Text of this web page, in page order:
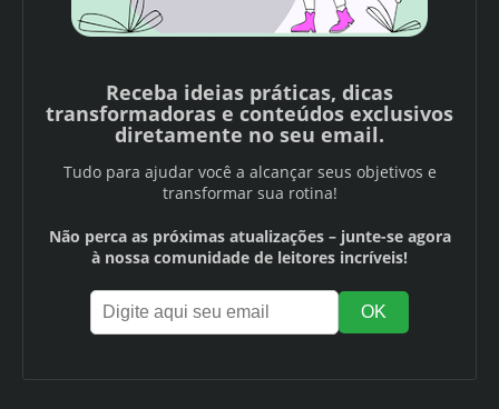
Receba ideias práticas, dicas
transformadoras e conteúdos exclusivos
diretamente no seu email.
Tudo para ajudar você a alcançar seus objetivos e
transformar sua rotina!
Não perca as próximas atualizações – junte-se agora
à nossa comunidade de leitores incríveis!